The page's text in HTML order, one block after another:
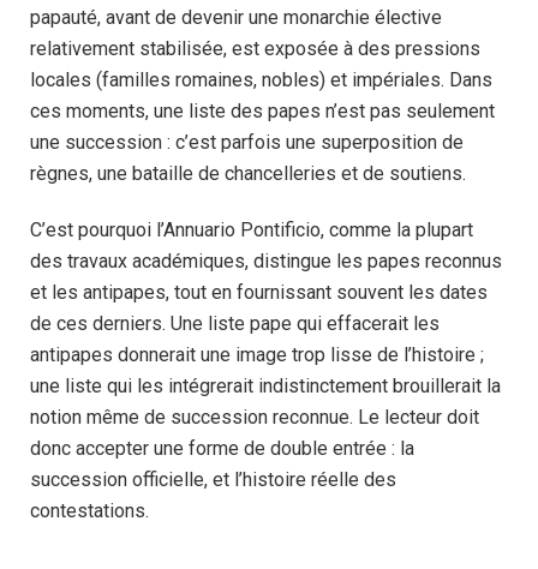
papauté, avant de devenir une monarchie élective
relativement stabilisée, est exposée à des pressions
locales (familles romaines, nobles) et impériales. Dans
ces moments, une liste des papes n’est pas seulement
une succession : c’est parfois une superposition de
règnes, une bataille de chancelleries et de soutiens.
C’est pourquoi l’Annuario Pontificio, comme la plupart
des travaux académiques, distingue les papes reconnus
et les antipapes, tout en fournissant souvent les dates
de ces derniers. Une liste pape qui effacerait les
antipapes donnerait une image trop lisse de l’histoire ;
une liste qui les intégrerait indistinctement brouillerait la
notion même de succession reconnue. Le lecteur doit
donc accepter une forme de double entrée : la
succession officielle, et l’histoire réelle des
contestations.